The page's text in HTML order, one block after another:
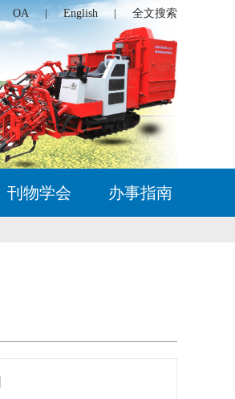
OA English 全文搜索
刊物学会 办事指南